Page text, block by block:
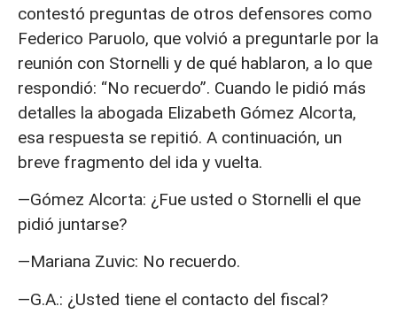
contestó preguntas de otros defensores como
Federico Paruolo, que volvió a preguntarle por la
reunión con Stornelli y de qué hablaron, a lo que
respondió: “No recuerdo”. Cuando le pidió más
detalles la abogada Elizabeth Gómez Alcorta,
esa respuesta se repitió. A continuación, un
breve fragmento del ida y vuelta.
—Gómez Alcorta: ¿Fue usted o Stornelli el que
pidió juntarse?
—Mariana Zuvic: No recuerdo.
—G.A.: ¿Usted tiene el contacto del fiscal?